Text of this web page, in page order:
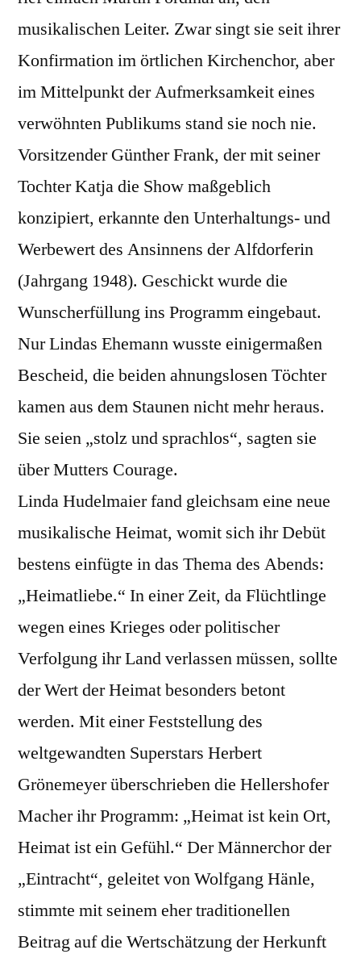
musikalischen Leiter. Zwar singt sie seit ihrer
Konfirmation im örtlichen Kirchenchor, aber
im Mittelpunkt der Aufmerksamkeit eines
verwöhnten Publikums stand sie noch nie.
Vorsitzender Günther Frank, der mit seiner
Tochter Katja die Show maßgeblich
konzipiert, erkannte den Unterhaltungs- und
Werbewert des Ansinnens der Alfdorferin
(Jahrgang 1948). Geschickt wurde die
Wunscherfüllung ins Programm eingebaut.
Nur Lindas Ehemann wusste einigermaßen
Bescheid, die beiden ahnungslosen Töchter
kamen aus dem Staunen nicht mehr heraus.
Sie seien „stolz und sprachlos“, sagten sie
über Mutters Courage.
Linda Hudelmaier fand gleichsam eine neue
musikalische Heimat, womit sich ihr Debüt
bestens einfügte in das Thema des Abends:
„Heimatliebe.“ In einer Zeit, da Flüchtlinge
wegen eines Krieges oder politischer
Verfolgung ihr Land verlassen müssen, sollte
der Wert der Heimat besonders betont
werden. Mit einer Feststellung des
weltgewandten Superstars Herbert
Grönemeyer überschrieben die Hellershofer
Macher ihr Programm: „Heimat ist kein Ort,
Heimat ist ein Gefühl.“ Der Männerchor der
„Eintracht“, geleitet von Wolfgang Hänle,
stimmte mit seinem eher traditionellen
Beitrag auf die Wertschätzung der Herkunft